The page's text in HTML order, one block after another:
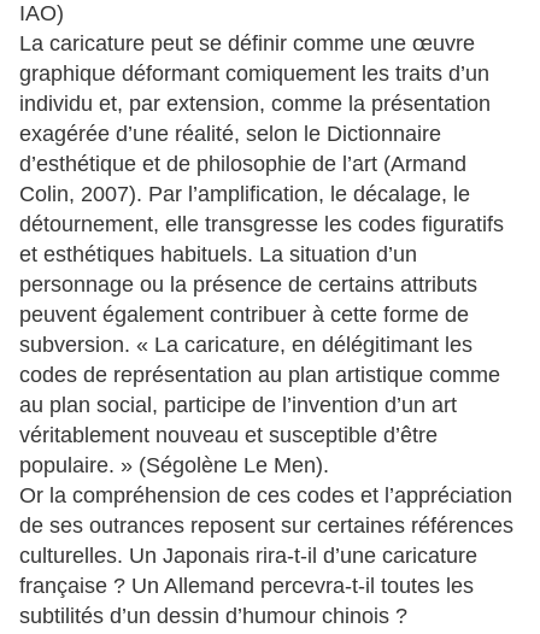
IAO)
La caricature peut se définir comme une œuvre
graphique déformant comiquement les traits d’un
individu et, par extension, comme la présentation
exagérée d’une réalité, selon le Dictionnaire
d’esthétique et de philosophie de l’art (Armand
Colin, 2007). Par l’amplification, le décalage, le
détournement, elle transgresse les codes figuratifs
et esthétiques habituels. La situation d’un
personnage ou la présence de certains attributs
peuvent également contribuer à cette forme de
subversion. « La caricature, en délégitimant les
codes de représentation au plan artistique comme
au plan social, participe de l’invention d’un art
véritablement nouveau et susceptible d’être
populaire. » (Ségolène Le Men).
Or la compréhension de ces codes et l’appréciation
de ses outrances reposent sur certaines références
culturelles. Un Japonais rira-t-il d’une caricature
française ? Un Allemand percevra-t-il toutes les
subtilités d’un dessin d’humour chinois ?